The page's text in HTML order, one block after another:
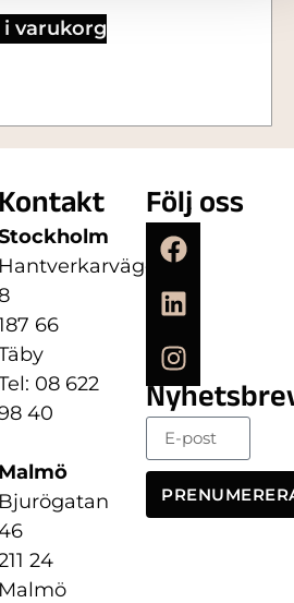
varukorg
Kontakt
Hantverkarvägen
66
08 622
40
Malmö
Bjurögatan
24
Malmö
Följ oss